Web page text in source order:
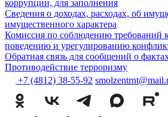
коррупции, для заполнения
Сведения о доходах, расходах, об
имущественного характера
Комиссия по соблюдению требований
поведению и урегулированию
Обратная связь для сообщений о
Противодействие терроризму
+7 (4812) 38-55-92